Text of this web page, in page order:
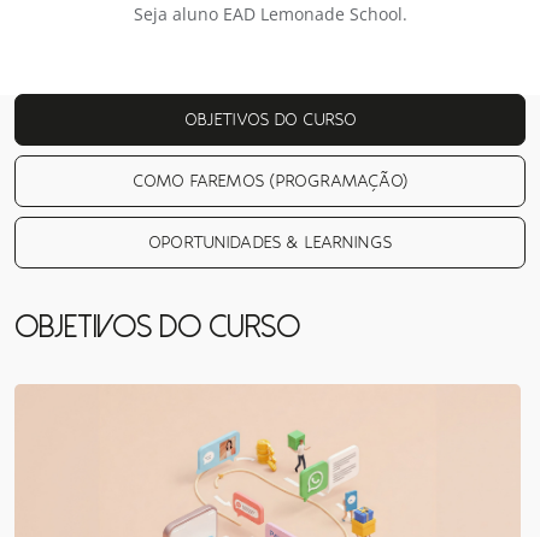
Seja aluno EAD Lemonade School.
OBJETIVOS DO CURSO
COMO FAREMOS (PROGRAMAÇÃO)
OPORTUNIDADES & LEARNINGS
OBJETIVOS DO CURSO